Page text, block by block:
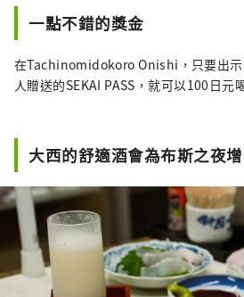
一點不錯的獎金
在Tachinomidokoro Onishi，只要出示
人贈送的SEKAI PASS，就可以100日元
大西的舒適酒會為布斯之夜